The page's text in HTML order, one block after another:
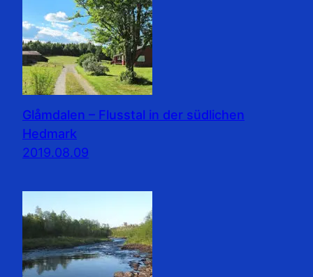
Glåmdalen – Flusstal in der südlichen
Hedmark
2019.08.09